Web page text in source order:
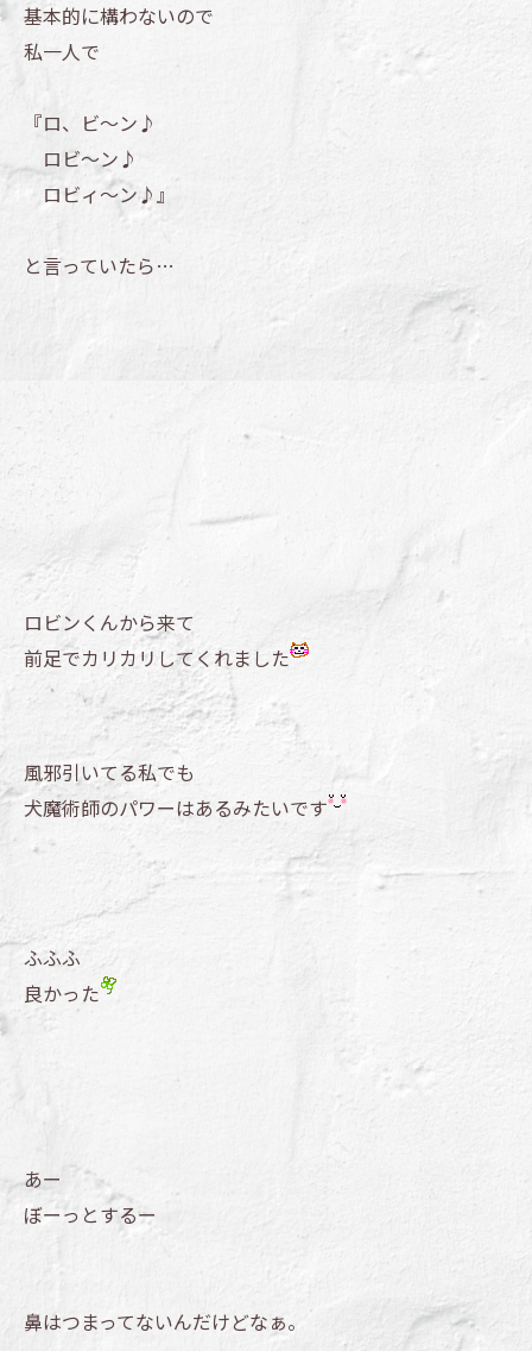
基本的に構わないので
私一人で
『ロ、ビ～ン♪
ロビ～ン♪
ロビィ～ン♪』
と言っていたら…
ロビンくんから来て
前足でカリカリしてくれました
風邪引いてる私でも
犬魔術師のパワーはあるみたいです
ふふふ
良かった
あー
ぼーっとするー
鼻はつまってないんだけどなぁ。